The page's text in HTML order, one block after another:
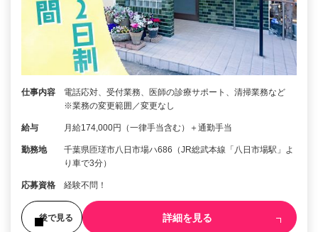
仕事内容
電話応対、受付業務、医師の診療サポート、清掃業務など
※業務の変更範囲／変更なし
給与 月給174,000円（一律手当含む）＋通勤手当
勤務地
千葉県匝瑳市八日市場ハ686（JR総武本線「八日市場駅」よ
り車で3分）
応募資格 経験不問！
後で見る 詳細を見る